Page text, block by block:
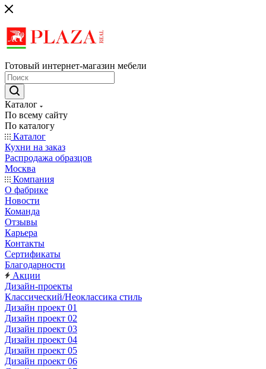
Готовый интернет-магазин мебели
Каталог
По всему сайту
По каталогу
Каталог
Кухни на заказ
Распродажа образцов
Москва
Компания
О фабрике
Новости
Команда
Отзывы
Карьера
Контакты
Сертификаты
Благодарности
Акции
Дизайн-проекты
Классический/Неоклассика стиль
Дизайн проект 01
Дизайн проект 02
Дизайн проект 03
Дизайн проект 04
Дизайн проект 05
Дизайн проект 06